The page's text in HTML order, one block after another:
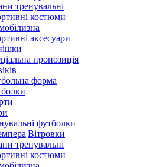
тренувальні
костюми
аксесуари
пропозиція
форма
футболки
тренувальні
костюми